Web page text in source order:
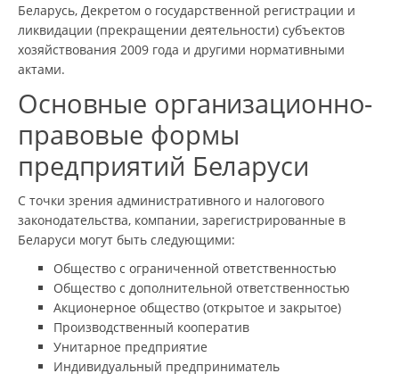
Беларусь, Декретом о государственной регистрации и
ликвидации (прекращении деятельности) субъектов
хозяйствования 2009 года и другими нормативными
актами.
Основные организационно-
правовые формы
предприятий Беларуси
С точки зрения административного и налогового
законодательства, компании, зарегистрированные в
Беларуси могут быть следующими:
Общество с ограниченной ответственностью
Общество с дополнительной ответственностью
Акционерное общество (открытое и закрытое)
Производственный кооператив
Унитарное предприятие
Индивидуальный предприниматель